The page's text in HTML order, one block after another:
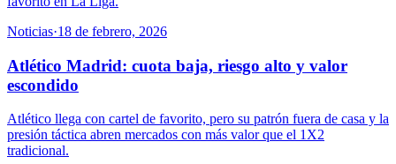
Noticias·18 de febrero, 2026
Atlético Madrid: cuota baja, riesgo alto y valor
escondido
Atlético llega con cartel de favorito, pero su patrón fuera de casa y la
presión táctica abren mercados con más valor que el 1X2
tradicional.